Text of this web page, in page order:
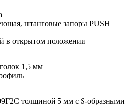
штанговые запоры PUSH
в открытом положении
1,5 мм
толщиной 5 мм с S-образными